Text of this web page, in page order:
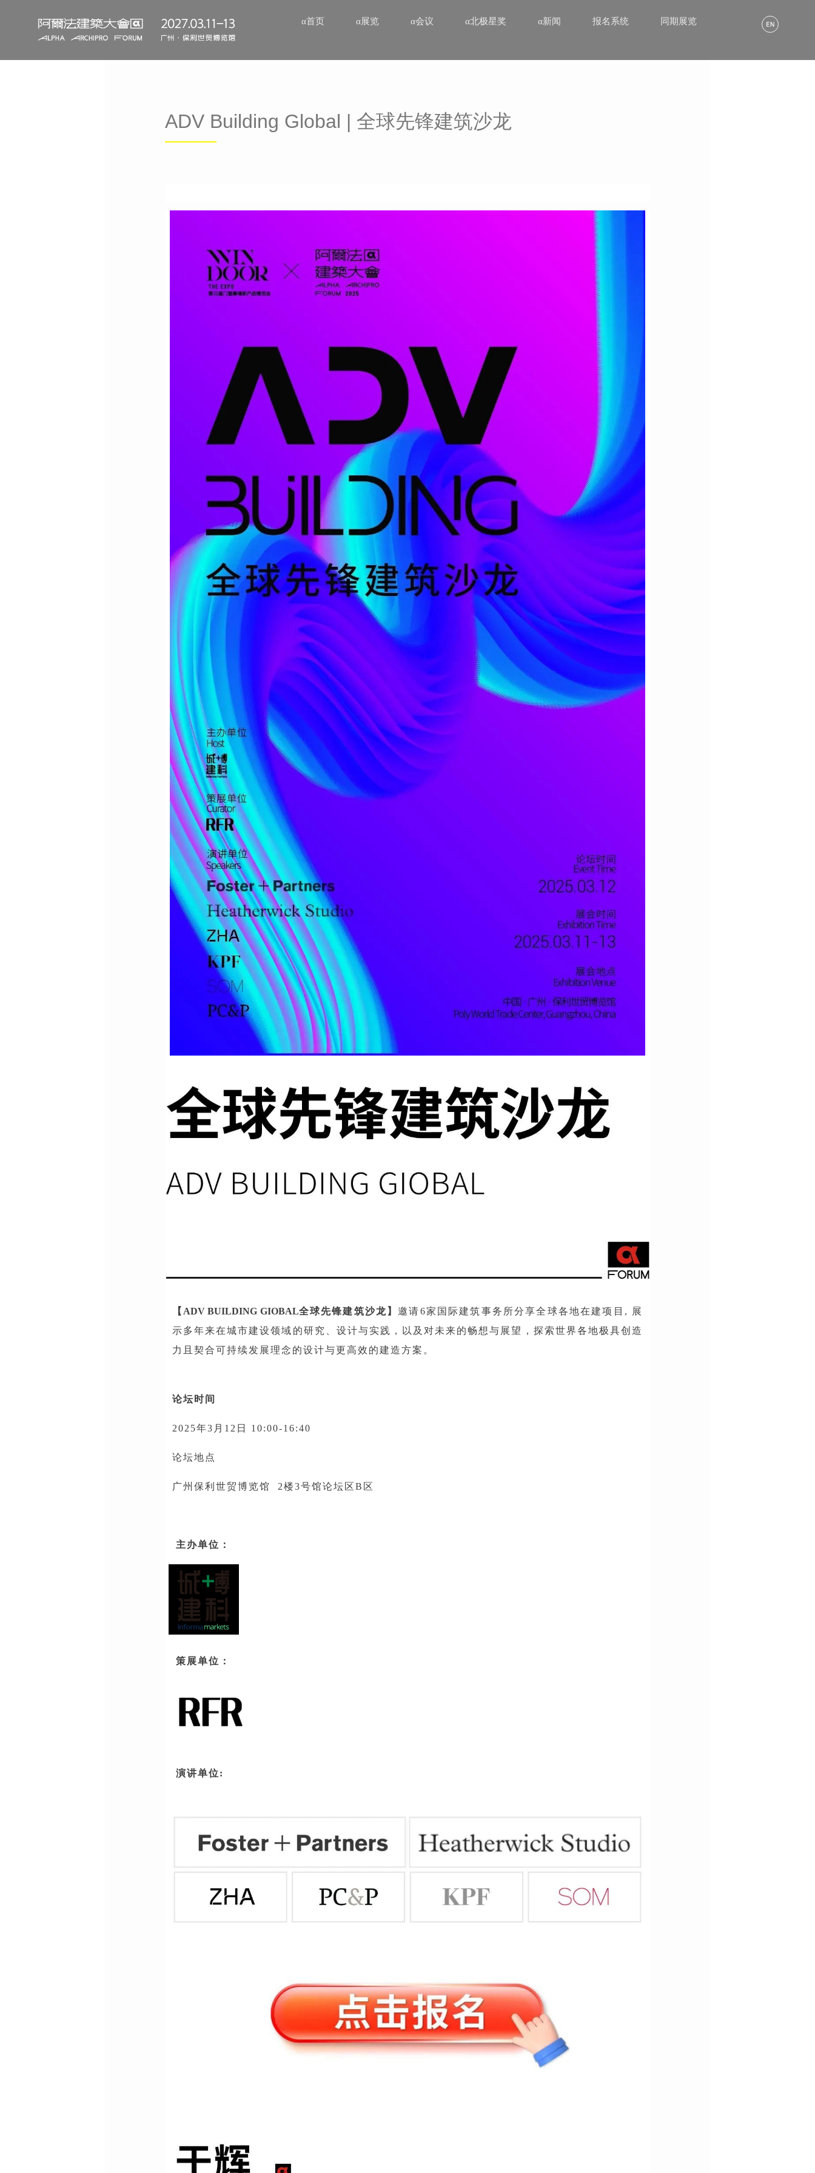
α首页 α展览 α会议 α北极星奖 α新闻 报名系统 同期展览
ADV Building Global | 全球先锋建筑沙龙
【 ADV BUILDING GIOBAL全球先锋建筑沙龙】邀请6家国际建筑事务所分享全球各地在建项目, 展
示多年来在城市建设领域的研究、设计与实践，以及对未来的畅想与展望，探索世界各地极具创造
力且契合可持续发展理念的设计与更高效的建造方案。
论坛时间
2025年3月12日 10:00-16:40
论坛地点
广州 保利世贸博览馆 2楼3号馆论坛区B区
主办单位：
策展单位：
演讲单位: